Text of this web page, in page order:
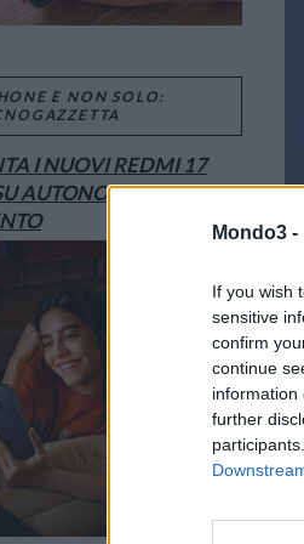
Mondo3 -
If you wish
sensitive
confirm
continue
information
further
E NON SOLO:
I NUOVI REDMI 17
AUTONOMIA E